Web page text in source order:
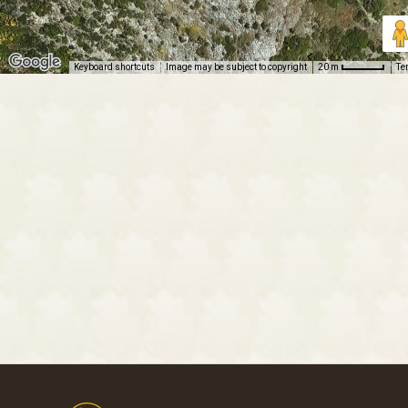
Keyboard shortcuts Image may be subject to copyright 20 m